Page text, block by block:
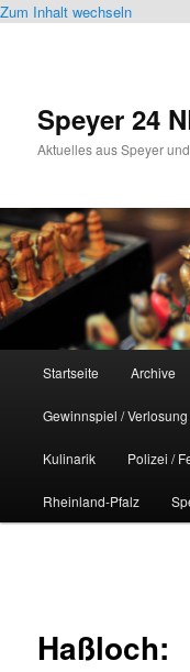
Zum Inhalt wechseln
Speyer 24
Aktuelles aus Speyer
Startseite Archive
Gewinnspiel / Verlosung
Kulinarik Polizei /
Rheinland-Pfalz
Haßloch: